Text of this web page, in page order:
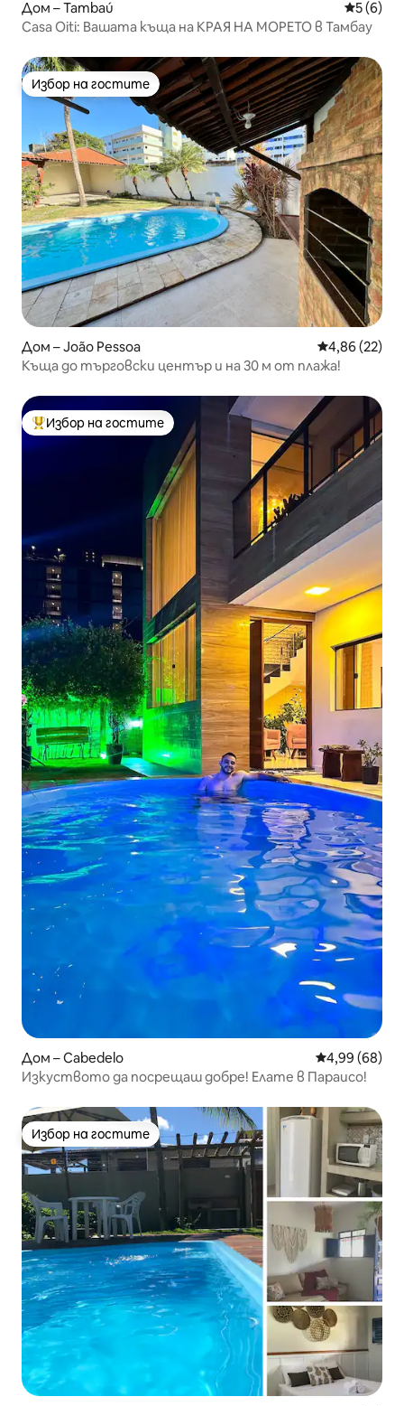
Дом – Tambaú Средна
5 (6)
Casa Oiti: Вашата къща на КРАЯ НА МОРЕТО в Тамбау
Избор на гостите
Избор на гостите
Дом – João Pessoa Средна
4,86 (22)
Къща до търговски център и на 30 м от плажа!
Най-популярен избор на гостите
Избор на гостите
Дом – Cabedelo Средна
4,99 (68)
Изкуството да посрещаш добре! Елате в Параисо!
Избор на гостите
Избор на гостите